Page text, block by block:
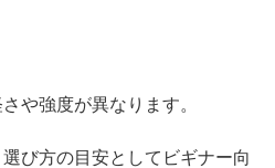
や強度が異なります。
び方の目安としてビギナー向